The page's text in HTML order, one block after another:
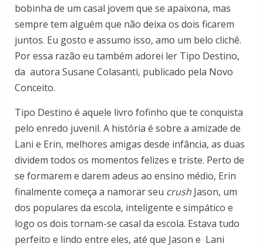
bobinha de um casal jovem que se apaixona, mas
sempre tem alguém que não deixa os dois ficarem
juntos. Eu gosto e assumo isso, amo um belo clichê.
Por essa razão eu também adorei ler Tipo Destino,
da autora Susane Colasanti, publicado pela Novo
Conceito.
Tipo Destino é aquele livro fofinho que te conquista
pelo enredo juvenil. A história é sobre a amizade de
Lani e Erin, melhores amigas desde infância, as duas
dividem todos os momentos felizes e triste. Perto de
se formarem e darem adeus ao ensino médio, Erin
finalmente começa a namorar seu crush Jason, um
dos populares da escola, inteligente e simpático e
logo os dois tornam-se casal da escola. Estava tudo
perfeito e lindo entre eles, até que Jason e Lani